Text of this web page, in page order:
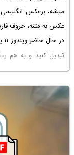
عکس به متنه، حروف
تبدیل کنید و به هم
فارسی تبدیل کنید و
دیگه همراه باشید.